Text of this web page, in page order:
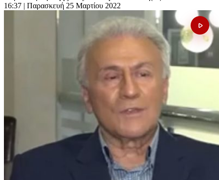
16:37 | Παρασκευή 25 Μαρτίου 2022